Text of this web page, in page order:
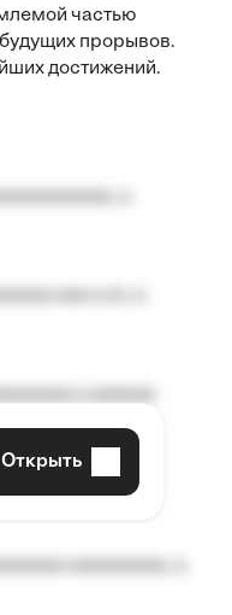
частью
прорывов.
достижений.
a aaaaaa.
Открыть